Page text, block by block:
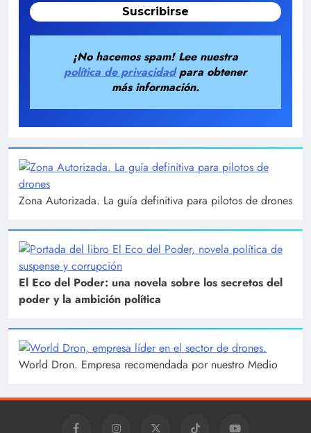
¡No hacemos spam! Lee nuestra
política de privacidadpara obtener
más información.
Zona Autorizada. La guía definitiva para pilotos de drones
El Eco del Poder: una novela sobre los secretos del
poder y la ambición política
World Dron. Empresa recomendada por nuestro Medio